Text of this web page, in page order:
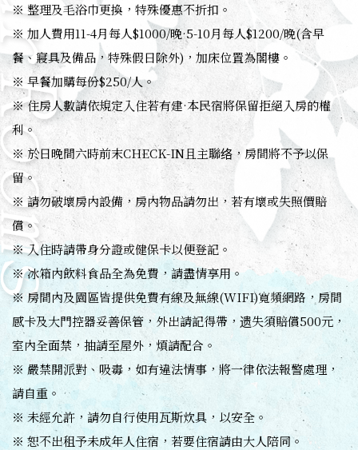
※ 整理及毛浴巾更換，特殊優惠不折扣。
※ 加人費用11-4月每人$1000/晚·5-10月每人$1200/晚(含早
餐、寢具及備品，特殊假日除外)，加床位置為閣樓。
※ 早餐加購每份$250/人。
※ 住房人數請依規定入住若有建·本民宿將保留拒絕入房的權
利。
※ 於日晚間六時前末CHECK-IN且主聯络，房間將不予以保
留。
※ 請勿破壞房內設備，房內物品請勿出，若有壞或失照價賠
償。
※ 入住時請帶身分證或健保卡以便登記。
※ 冰箱內飲料食品全為免費，請盡情享用。
※ 房間內及園區皆提供免費有線及無線(WIFI)寬頻網路，房間
感卡及大門控器妥善保管，外出請記得帶，遗失須賠償500元，
室內全面禁，抽請至屋外，煩請配合。
※ 嚴禁開派對、吸毒，如有違法情事，將一律依法報警處理，
請自重。
※ 未經允許，請勿自行使用瓦斯炊具，以安全。
※ 恕不出租予未成年人住宿，若要住宿請由大人陪同。